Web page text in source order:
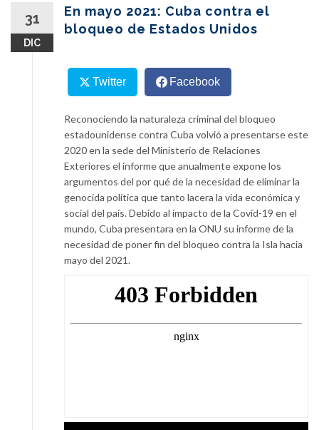
31
DIC
En mayo 2021: Cuba contra el
bloqueo de Estados Unidos
Twitter Facebook
Reconociendo la naturaleza criminal del bloqueo
estadounidense contra Cuba volvió a presentarse este
2020 en la sede del Ministerio de Relaciones
Exteriores el informe que anualmente expone los
argumentos del por qué de la necesidad de eliminar la
genocida política que tanto lacera la vida económica y
social del país. Debido al impacto de la Covid-19 en el
mundo, Cuba presentara en la ONU su informe de la
necesidad de poner fin del bloqueo contra la Isla hacia
mayo del 2021.